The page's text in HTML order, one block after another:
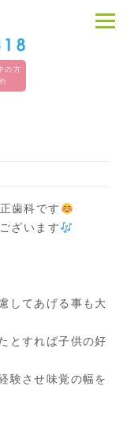
の方
歯科です
ざいます
してあげる事も大
とすれば子供の好
験させ味覚の幅を